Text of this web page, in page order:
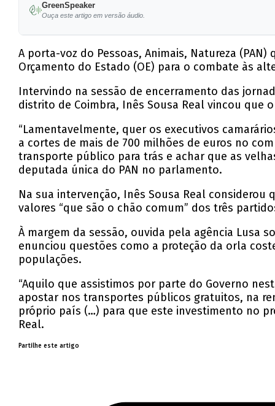
GreenSpeaker
Ouça este artigo em versão áudio.
A porta-voz do Pessoas, Animais, Natureza
Orçamento do Estado (OE) para o combate às
Intervindo na sessão de encerramento das
distrito de Coimbra, Inês Sousa Real vincou que
“Lamentavelmente, quer os executivos
a cortes de mais de 700 milhões de euros no
transporte público para trás e achar que as
deputada única do PAN no parlamento.
Na sua intervenção, Inês Sousa Real considerou
valores “que são o chão comum” dos três
À margem da sessão, ouvida pela agência Lusa
enunciou questões como a proteção da orla
populações.
“Aquilo que assistimos por parte do Governo
apostar nos transportes públicos gratuitos, na
próprio país (…) para que este investimento no
Real.
Partilhe este artigo